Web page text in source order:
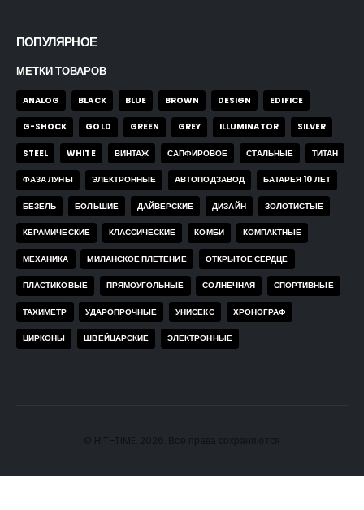
ПОПУЛЯРНОЕ
МЕТКИ ТОВАРОВ
ANALOG BLACK BLUE BROWN DESIGN EDIFICE
G-SHOCK GOLD GREEN GREY ILLUMINATOR SILVER
STEEL WHITE ВИНТАЖ САПФИРОВОЕ СТАЛЬНЫЕ ТИТАН
ФАЗА ЛУНЫ ЭЛЕКТРОННЫЕ АВТОПОДЗАВОД БАТАРЕЯ 10 ЛЕТ
БЕЗЕЛЬ БОЛЬШИЕ ДАЙВЕРСКИЕ ДИЗАЙН ЗОЛОТИСТЫЕ
КЕРАМИЧЕСКИЕ КЛАССИЧЕСКИЕ КОМБИ КОМПАКТНЫЕ
МЕХАНИКА МИЛАНСКОЕ ПЛЕТЕНИЕ ОТКРЫТОЕ СЕРДЦЕ
ПЛАСТИКОВЫЕ ПРЯМОУГОЛЬНЫЕ СОЛНЕЧНАЯ СПОРТИВНЫЕ
ТАХИМЕТР УДАРОПРОЧНЫЕ УНИСЕКС ХРОНОГРАФ
ЦИРКОНЫ ШВЕЙЦАРСКИЕ ЭЛЕКТРОННЫЕ
© HIT-TIME. 2026. Все права сохраняются